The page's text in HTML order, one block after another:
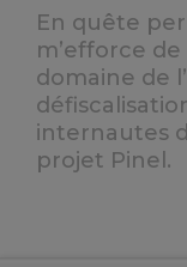
En quête
m’efforce
domaine de
internautes
projet Pinel.